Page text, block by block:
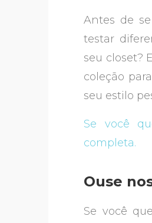
Antes de
testar
seu closet?
coleção
seu estilo
Se você
completa.
Ouse
Se você